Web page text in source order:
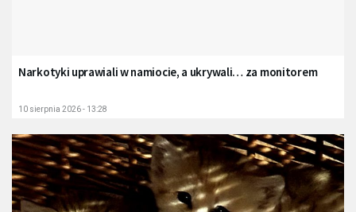
Narkotyki uprawiali w namiocie, a ukrywali… za monitorem
10 sierpnia 2026 - 13:28